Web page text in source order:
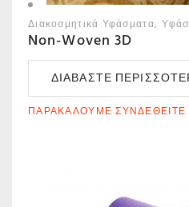
Διακοσμητικά Υφάσματα
Non-Woven 3D
ΔΙΑΒΆΣΤΕ
ΠΑΡΑΚΑΛΟΎΜΕ ΣΥΝΔΕΘΕΊΤΕ